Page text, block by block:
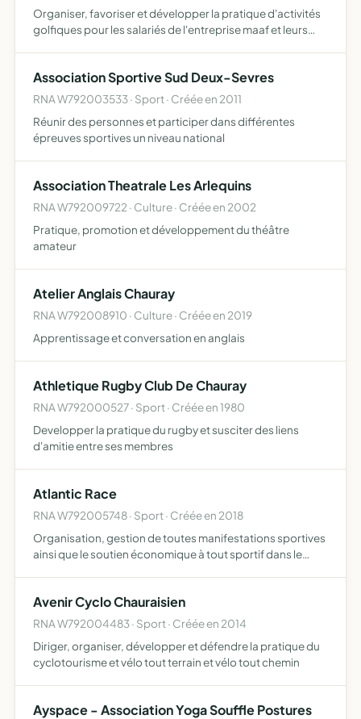
Organiser, favoriser et développer la pratique d'activités
golfiques pour les salariés de l'entreprise maaf et leurs
Association Sportive Sud Deux-Sevres
RNA W792003533 · Sport · Créée en 2011
Réunir des personnes et participer dans différentes
épreuves sportives un niveau national
Association Theatrale Les Arlequins
RNA W792009722 · Culture · Créée en 2002
Pratique, promotion et développement du théâtre
amateur
Atelier Anglais Chauray
RNA W792008910 · Culture · Créée en 2019
Apprentissage et conversation en anglais
Athletique Rugby Club De Chauray
RNA W792000527 · Sport · Créée en 1980
Developper la pratique du rugby et susciter des liens
d'amitie entre ses membres
Atlantic Race
RNA W792005748 · Sport · Créée en 2018
Organisation, gestion de toutes manifestations sportives
ainsi que le soutien économique à tout sportif dans le
Avenir Cyclo Chauraisien
RNA W792004483 · Sport · Créée en 2014
Diriger, organiser, développer et défendre la pratique du
cyclotourisme et vélo tout terrain et vélo tout chemin
Ayspace - Association Yoga Souffle Postures